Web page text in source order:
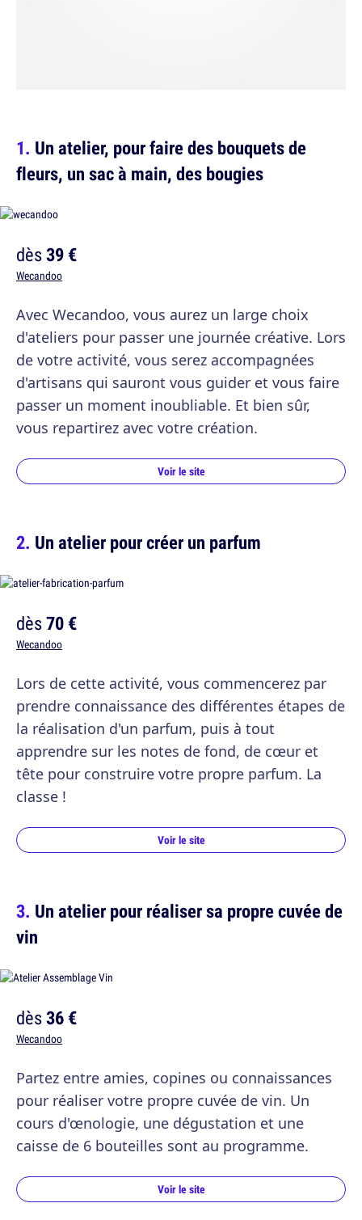
Un atelier, pour faire des bouquets de
fleurs, un sac à main, des bougies
dès39 €
Wecandoo
Avec Wecandoo, vous aurez un large choix
d'ateliers pour passer une journée créative. Lors
de votre activité, vous serez accompagnées
d'artisans qui sauront vous guider et vous faire
passer un moment inoubliable. Et bien sûr,
vous repartirez avec votre création.
Voir le site
Un atelier pour créer un parfum
dès70 €
Wecandoo
Lors de cette activité, vous commencerez par
prendre connaissance des différentes étapes de
la réalisation d'un parfum, puis à tout
apprendre sur les notes de fond, de cœur et
tête pour construire votre propre parfum. La
classe !
Voir le site
Un atelier pour réaliser sa propre cuvée de
vin
dès36 €
Wecandoo
Partez entre amies, copines ou connaissances
pour réaliser votre propre cuvée de vin. Un
cours d'œnologie, une dégustation et une
caisse de 6 bouteilles sont au programme.
Voir le site